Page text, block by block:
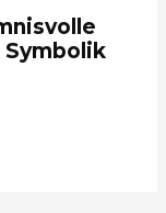
Symbolik